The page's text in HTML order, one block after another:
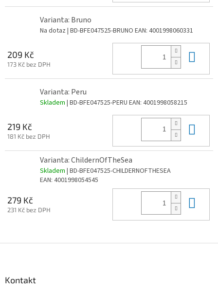
Varianta: Bruno
Na dotaz | BD-BFE047525-BRUNO EAN: 4001998060331
209 Kč
173 Kč bez DPH
Varianta: Peru
Skladem | BD-BFE047525-PERU EAN: 4001998058215
219 Kč
181 Kč bez DPH
Varianta: ChildernOfTheSea
Skladem | BD-BFE047525-CHILDERNOFTHESEA
EAN: 4001998054545
279 Kč
231 Kč bez DPH
Kontakt